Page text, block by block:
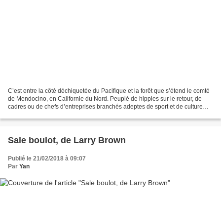
C’est entre la côté déchiquetée du Pacifique et la forêt que s’étend le comté
de Mendocino, en Californie du Nord. Peuplé de hippies sur le retour, de
cadres ou de chefs d’entreprises branchés adeptes de sport et de culture
Sale boulot, de Larry Brown
Publié le 21/02/2018 à 09:07
Par Yan